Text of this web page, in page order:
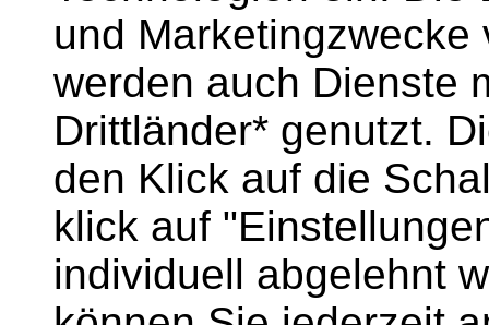
und
werden auch Dienste
Drittländer* genutzt.
den Klick auf die
klick auf
individuell abgelehnt